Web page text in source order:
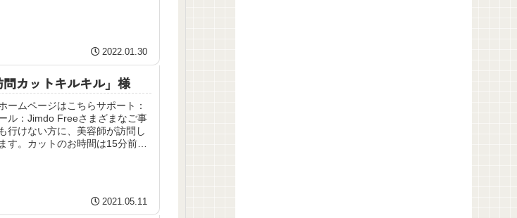
2022.01.30
カットキルキル」様
ームページはこちらサポート：
ル：Jimdo Freeさまざまなご事
行けない方に、美容師が訪問し
す。カットのお時間は15分前
2021.05.11